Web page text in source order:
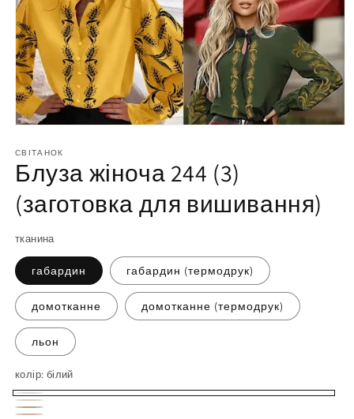
1
у
модальному
СВІТАНОК
Блуза жіноча 244 (3)
(заготовка для вишивання)
тканина
габардин габардин (термодрук)
домотканне домотканне (термодрук)
льон
колір: білий
білий
молочний